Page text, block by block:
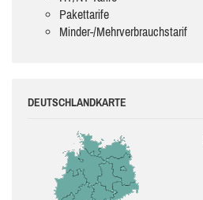
Pakettarife
Minder-/Mehrverbrauchstarif
DEUTSCHLANDKARTE